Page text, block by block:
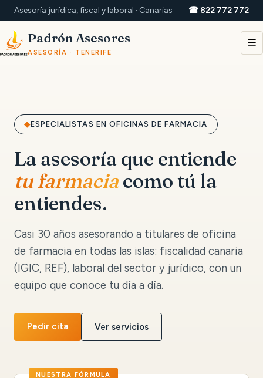
Asesoría jurídica, fiscal y laboral · Canarias ☎ 822 772 772
Padrón Asesores
ASESORÍA · TENERIFE
☰
ESPECIALISTAS EN OFICINAS DE FARMACIA
La asesoría que entiende
tu farmaciacomo tú la
entiendes.
Casi 30 años asesorando a titulares de oficina
de farmacia en todas las islas: fiscalidad canaria
(IGIC, REF), laboral del sector y jurídico, con un
equipo que conoce tu día a día.
Pedir cita Ver servicios